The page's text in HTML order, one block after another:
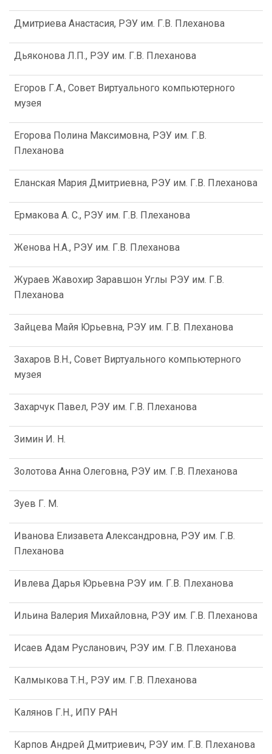
Дмитриева Анастасия, РЭУ им. Г.В. Плеханова
Дьяконова Л.П., РЭУ им. Г.В. Плеханова
Егоров Г.А., Совет Виртуального компьютерного
музея
Егорова Полина Максимовна, РЭУ им. Г.В.
Плеханова
Еланская Мария Дмитриевна, РЭУ им. Г.В. Плеханова
Ермакова А. С., РЭУ им. Г.В. Плеханова
Женова Н.А., РЭУ им. Г.В. Плеханова
Жураев Жавохир Заравшон Углы РЭУ им. Г.В.
Плеханова
Зайцева Майя Юрьевна, РЭУ им. Г.В. Плеханова
Захаров В.Н., Совет Виртуального компьютерного
музея
Захарчук Павел, РЭУ им. Г.В. Плеханова
Зимин И. Н.
Золотова Анна Олеговна, РЭУ им. Г.В. Плеханова
Зуев Г. М.
Иванова Елизавета Александровна, РЭУ им. Г.В.
Плеханова
Ивлева Дарья Юрьевна РЭУ им. Г.В. Плеханова
Ильина Валерия Михайловна, РЭУ им. Г.В. Плеханова
Исаев Адам Русланович, РЭУ им. Г.В. Плеханова
Калмыкова Т.Н., РЭУ им. Г.В. Плеханова
Калянов Г.Н., ИПУ РАН
Карпов Андрей Дмитриевич, РЭУ им. Г.В. Плеханова